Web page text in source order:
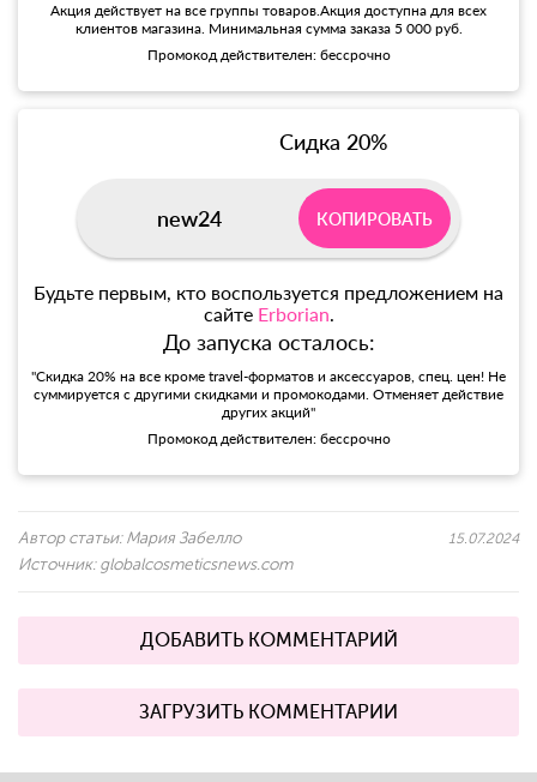
Акция действует на все группы товаров.Акция доступна для всех
клиентов магазина. Минимальная сумма заказа 5 000 руб.
Промокод действителен: бессрочно
Сидка 20%
new24 КОПИРОВАТЬ
Будьте первым, кто воспользуется предложением на
сайте Erborian.
До запуска осталось:
"Скидка 20% на все кроме travel-форматов и аксессуаров, спец. цен! Не
суммируется с другими скидками и промокодами. Отменяет действие
других акций"
Промокод действителен: бессрочно
Автор статьи: Мария Забелло
Источник: globalcosmeticsnews.com
15.07.2024
ДОБАВИТЬ КОММЕНТАРИЙ
ЗАГРУЗИТЬ КОММЕНТАРИИ